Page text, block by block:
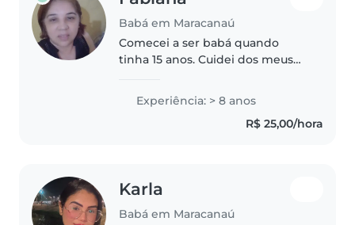
Babá em Maracanaú
Comecei a ser babá quando
tinha 15 anos. Cuidei dos meus
amigos e dos filhos dos meus
vizinhos. No momento, sou
professora primária. No meu
Experiência: > 8 anos
R$ 25,00/hora
Karla
Babá em Maracanaú